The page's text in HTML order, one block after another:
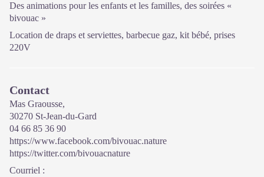
Des animations pour les enfants et les familles, des soirées «
bivouac »
Location de draps et serviettes, barbecue gaz, kit bébé, prises
220V
Contact
Mas Graousse,
30270 St-Jean-du-Gard
04 66 85 36 90
https://www.facebook.com/bivouac.nature
https://twitter.com/bivouacnature
Courriel :